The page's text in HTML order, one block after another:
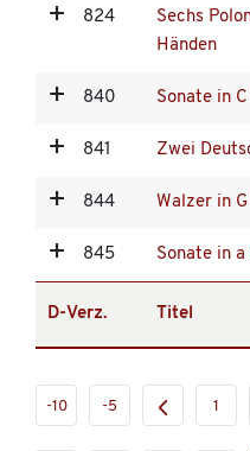
824
Sechs
Händen
840 Sonate in
841 Zwei
844 Walzer in
845 Sonate in
D-Verz. Titel
-10 -5 1